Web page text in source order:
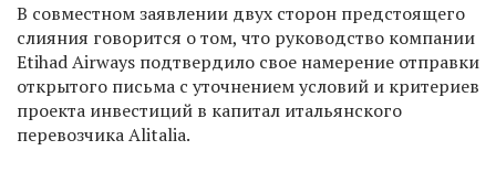
В совместном заявлении двух сторон предстоящего
слияния говорится о том, что руководство компании
Etihad Airways подтвердило свое намерение отправки
открытого письма с уточнением условий и критериев
проекта инвестиций в капитал итальянского
перевозчика Alitalia.